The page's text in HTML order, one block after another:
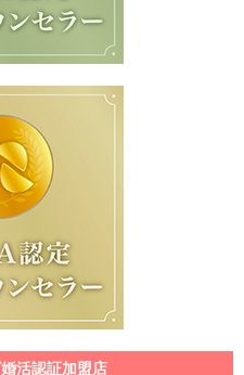
活認証加盟店